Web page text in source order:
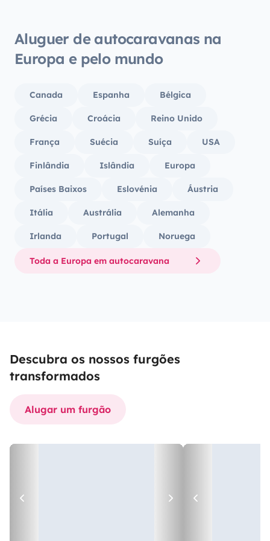
Aluguer de autocaravanas na
Europa e pelo mundo
Canada Espanha Bélgica
Grécia Croácia Reino Unido
França Suécia Suíça USA
Finlândia Islândia Europa
Países Baixos Eslovénia Áustria
Itália Austrália Alemanha
Irlanda Portugal Noruega
Toda a Europa em autocaravana
Descubra os nossos furgões
transformados
Alugar um furgão